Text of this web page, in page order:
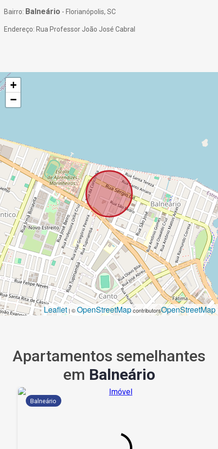
Bairro: Balneário - Florianópolis, SC
Endereço: Rua Professor João José Cabral
+
−
Leaflet| ©OpenStreetMapcontributorsOpenStreetMap
Apartamentos semelhantes
em Balneário
Balneário